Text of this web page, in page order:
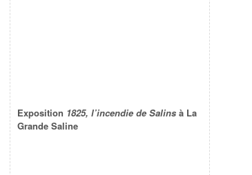
Exposition 1825, l’incendie de Salins à La
Grande Saline